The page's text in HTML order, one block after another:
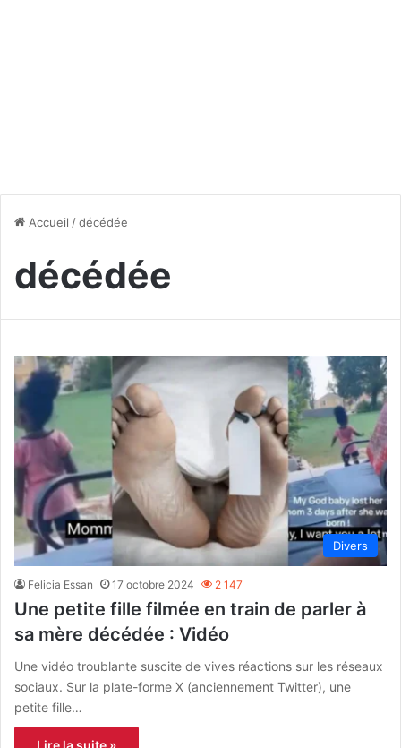
Accueil /décédée
décédée
Divers
Felicia Essan 17 octobre 2024 2 147
Une petite fille filmée en train de parler à
sa mère décédée : Vidéo
Une vidéo troublante suscite de vives réactions sur les réseaux
sociaux. Sur la plate-forme X (anciennement Twitter), une
petite fille…
Lire la suite »